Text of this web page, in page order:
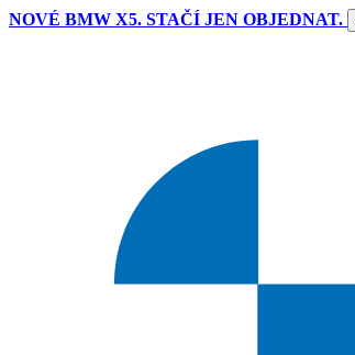
NOVÉ BMW X5. STAČÍ JEN OBJEDNAT.